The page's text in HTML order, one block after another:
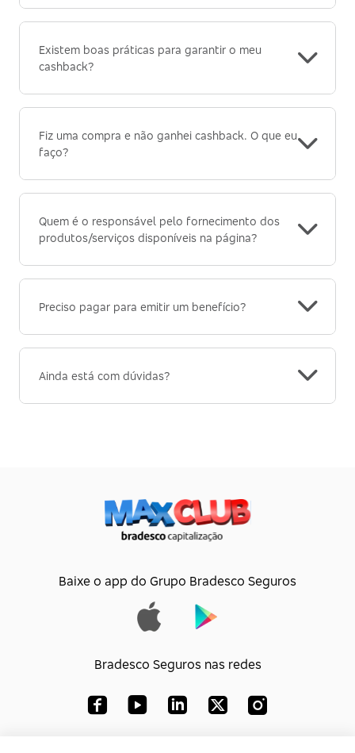
Existem boas práticas para garantir o meu
cashback?
Fiz uma compra e não ganhei cashback. O que eu
faço?
Quem é o responsável pelo fornecimento dos
produtos/serviços disponíveis na página?
Preciso pagar para emitir um benefício?
Ainda está com dúvidas?
Baixe o app do Grupo Bradesco Seguros
Bradesco Seguros nas redes